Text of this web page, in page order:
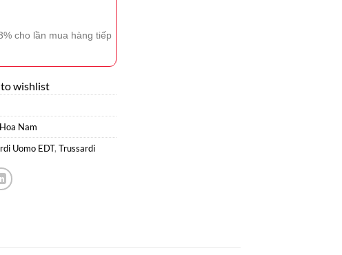
cho lần mua hàng tiếp
wishlist
Nam
Uomo EDT, Trussardi